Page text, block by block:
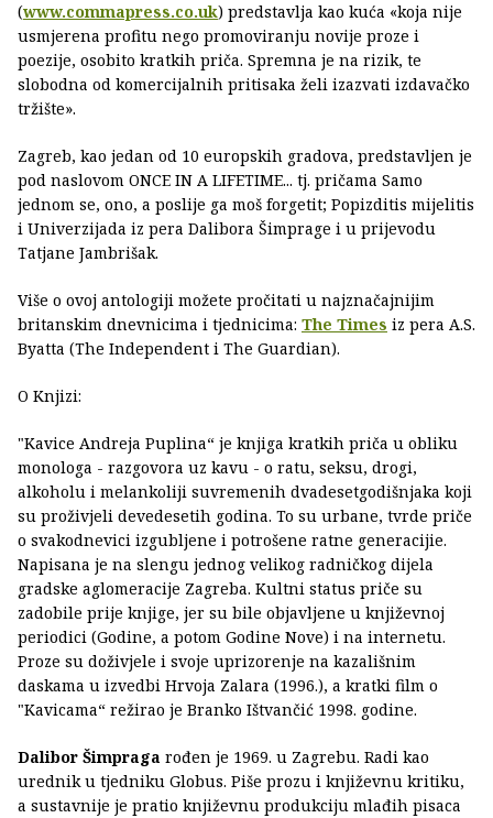
(www.commapress.co.uk) predstavlja kao kuća «koja nije
usmjerena profitu nego promoviranju novije proze i
poezije, osobito kratkih priča. Spremna je na rizik, te
slobodna od komercijalnih pritisaka želi izazvati izdavačko
tržište».
Zagreb, kao jedan od 10 europskih gradova, predstavljen je
pod naslovom ONCE IN A LIFETIME... tj. pričama Samo
jednom se, ono, a poslije ga moš forgetit; Popizditis mijelitis
i Univerzijada iz pera Dalibora Šimprage i u prijevodu
Tatjane Jambrišak.
Više o ovoj antologiji možete pročitati u najznačajnijim
britanskim dnevnicima i tjednicima: The Times iz pera A.S.
Byatta (The Independent i The Guardian).
O Knjizi:
"Kavice Andreja Puplina“ je knjiga kratkih priča u obliku
monologa - razgovora uz kavu - o ratu, seksu, drogi,
alkoholu i melankoliji suvremenih dvadesetgodišnjaka koji
su proživjeli devedesetih godina. To su urbane, tvrde priče
o svakodnevici izgubljene i potrošene ratne generacijie.
Napisana je na slengu jednog velikog radničkog dijela
gradske aglomeracije Zagreba. Kultni status priče su
zadobile prije knjige, jer su bile objavljene u književnoj
periodici (Godine, a potom Godine Nove) i na internetu.
Proze su doživjele i svoje uprizorenje na kazališnim
daskama u izvedbi Hrvoja Zalara (1996.), a kratki film o
"Kavicama“ režirao je Branko Ištvančić 1998. godine.
Dalibor Šimpraga rođen je 1969. u Zagrebu. Radi kao
urednik u tjedniku Globus. Piše prozu i književnu kritiku,
a sustavnije je pratio književnu produkciju mlađih pisaca